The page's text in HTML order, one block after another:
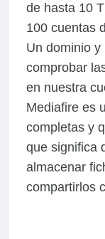
de hasta 10
100 cuentas
Un dominio
comprobar
en nuestra
Mediafire es
completas y
que significa
almacenar
compartirlos